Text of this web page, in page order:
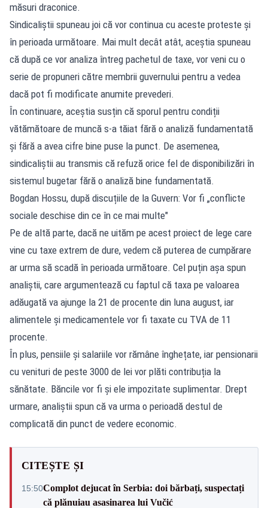
măsuri draconice.
Sindicaliștii spuneau joi că vor continua cu aceste proteste și
în perioada următoare. Mai mult decât atât, aceștia spuneau
că după ce vor analiza întreg pachetul de taxe, vor veni cu o
serie de propuneri către membrii guvernului pentru a vedea
dacă pot fi modificate anumite prevederi.
În continuare, aceștia susțin că sporul pentru condiții
vătămătoare de muncă s-a tăiat fără o analiză fundamentată
și fără a avea cifre bine puse la punct. De asemenea,
sindicaliștii au transmis că refuză orice fel de disponibilizări în
sistemul bugetar fără o analiză bine fundamentată.
Bogdan Hossu, după discuțiile de la Guvern: Vor fi „conflicte
sociale deschise din ce în ce mai multe"
Pe de altă parte, dacă ne uităm pe acest proiect de lege care
vine cu taxe extrem de dure, vedem că puterea de cumpărare
ar urma să scadă în perioada următoare. Cel puțin așa spun
analiștii, care argumentează cu faptul că taxa pe valoarea
adăugată va ajunge la 21 de procente din luna august, iar
alimentele și medicamentele vor fi taxate cu TVA de 11
procente.
În plus, pensiile și salariile vor rămâne înghețate, iar pensionarii
cu venituri de peste 3000 de lei vor plăti contribuția la
sănătate. Băncile vor fi și ele impozitate suplimentar. Drept
urmare, analiștii spun că va urma o perioadă destul de
complicată din punct de vedere economic.
CITEȘTE ȘI
15:50Complot dejucat în Serbia: doi bărbați, suspectați
că plănuiau asasinarea lui Vučić